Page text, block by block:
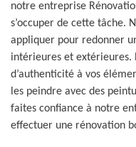
notre entreprise
s’occuper de cette tâche.
appliquer pour redonner
intérieures et extérieures.
d’authenticité à vos
les peindre avec des
faites confiance à notre
effectuer une rénovation